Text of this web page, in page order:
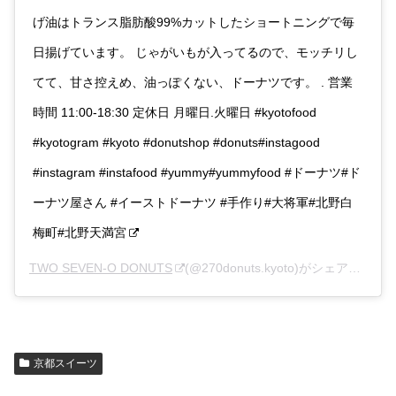
げ油はトランス脂肪酸99%カットしたショートニングで毎
日揚げています。 じゃがいもが入ってるので、モッチリし
てて、甘さ控えめ、油っぽくない、ドーナツです。 . 営業
時間 11:00-18:30 定休日 月曜日.火曜日 #kyotofood
#kyotogram #kyoto #donutshop #donuts#instagood
#instagram #instafood #yummy#yummyfood #ドーナツ#ド
ーナツ屋さん #イーストドーナツ #手作り#大将軍#北野白
梅町#北野天満宮
TWO SEVEN-O DONUTS (@270donuts.kyoto)がシェアした投稿 –
京都スイーツ